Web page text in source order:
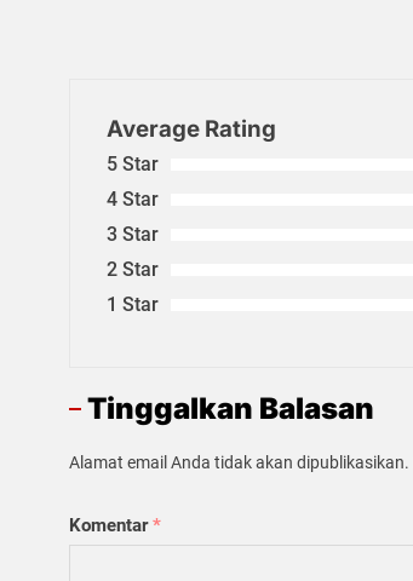
Average Rating
5 Star
4 Star
3 Star
2 Star
1 Star
Tinggalkan Balasan
Alamat email Anda tidak akan dipublikasikan.
Komentar*